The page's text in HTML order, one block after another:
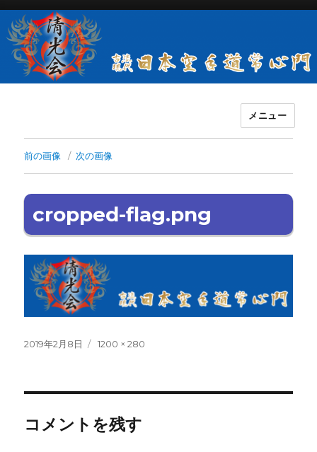
古流現代日本空手道常心門清光会
メニュー
前の画像 次の画像
cropped-flag.png
投
2019年2月8日
フ
1200 × 280
コメントを残す